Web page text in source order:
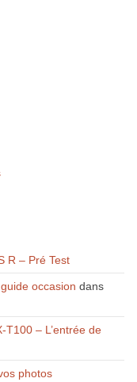
R – Pré Test
occasion dans
T100 – L’entrée de
photos